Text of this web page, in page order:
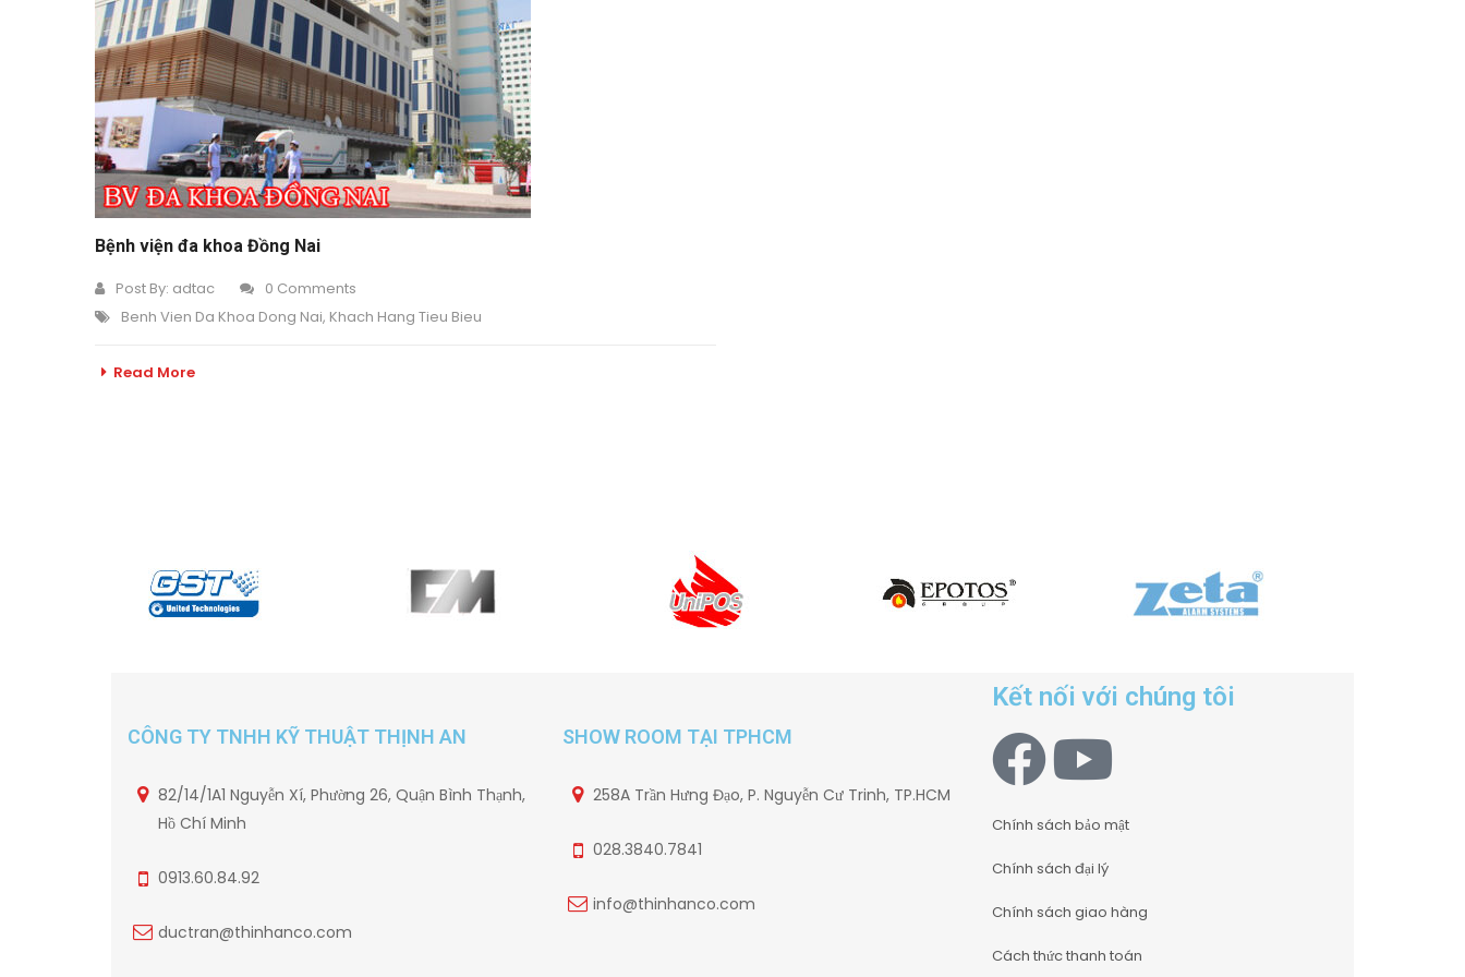
Bệnh viện đa khoa Đồng Nai
Post By: adtac
0 Comments
Benh Vien Da Khoa Dong Nai, Khach Hang Tieu Bieu
Read More
CÔNG TY TNHH KỸ THUẬT THỊNH AN
82/14/1A1 Nguyễn Xí, Phường 26, Quận Bình Thạnh,
Hồ Chí Minh
0913.60.84.92
ductran@thinhanco.com
SHOW ROOM TẠI TPHCM
258A Trần Hưng Đạo, P. Nguyễn Cư Trinh, TP.HCM
028.3840.7841
info@thinhanco.com
Kết nối với chúng tôi
Chính sách bảo mật
Chính sách đại lý
Chính sách giao hàng
Cách thức thanh toán